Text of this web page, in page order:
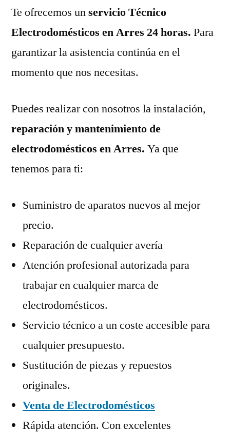
Te ofrecemos unservicio Técnico
Electrodomésticos en Arres 24 horas. Para
garantizar la asistencia continúa en el
momento que nos necesitas.
Puedes realizar con nosotros la instalación,
reparación y mantenimiento de
electrodomésticos en Arres. Ya que
tenemos para ti:
Suministro de aparatos nuevos al mejor
precio.
Reparación de cualquier avería
Atención profesional autorizada para
trabajar en cualquier marca de
electrodomésticos.
Servicio técnico a un coste accesible para
cualquier presupuesto.
Sustitución de piezas y repuestos
originales.
Venta de Electrodomésticos
Rápida atención. Con excelentes